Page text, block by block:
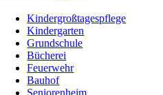
Kindergroßtagespflege
Kindergarten
Grundschule
Bücherei
Feuerwehr
Bauhof
Seniorenheim